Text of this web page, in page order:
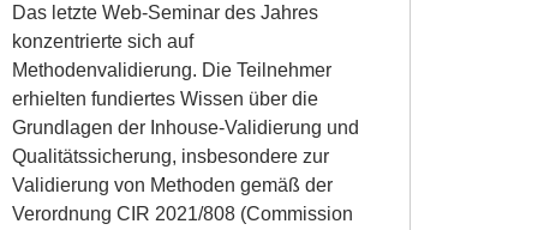
Das letzte Web-Seminar des Jahres
konzentrierte sich auf
Methodenvalidierung. Die Teilnehmer
erhielten fundiertes Wissen über die
Grundlagen der Inhouse-Validierung und
Qualitätssicherung, insbesondere zur
Validierung von Methoden gemäß der
Verordnung CIR 2021/808 (Commission